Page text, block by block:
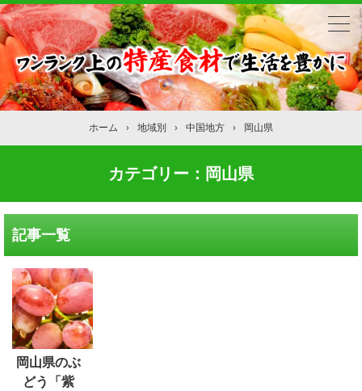
ホーム › 地域別 › 中国地方 › 岡山県
カテゴリー：岡山県
記事一覧
岡山県のぶ
どう「紫